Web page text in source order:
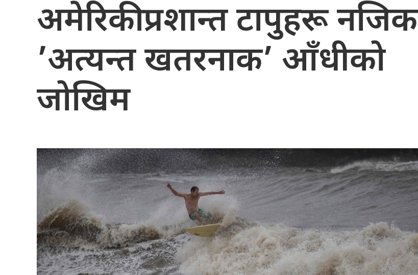
अमेरिकी प्रशान्त टापुहरू नजिक
’अत्यन्त खतरनाक’ आँधीको
जोखिम